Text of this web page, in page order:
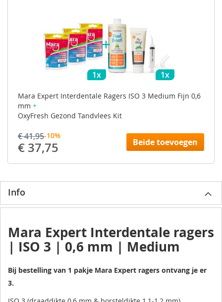
1x 1x
Mara Expert Interdentale Ragers ISO 3 Medium Fijn 0,6
mm +
OxyFresh Gezond Tandvlees Kit
€ 41,95-10%
€ 37,75 Beide toevoegen
Info
Mara Expert Interdentale ragers
| ISO 3 | 0,6 mm | Medium
Bij bestelling van 1 pakje Mara Expert ragers ontvang je er
3.